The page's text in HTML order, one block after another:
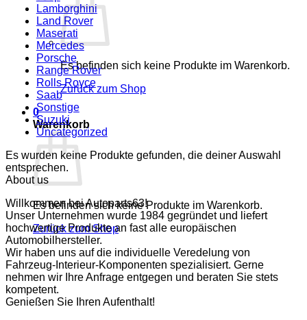
Es befinden sich keine Produkte im Warenkorb.
Zurück zum Shop
0
Warenkorb
Es befinden sich keine Produkte im Warenkorb.
Zurück zum Shop
Lamborghini
Land Rover
Maserati
Mercedes
Porsche
Range Rover
Rolls Royce
Saab
Sonstige
Suzuki
Uncategorized
Es wurden keine Produkte gefunden, die deiner Auswahl
entsprechen.
About us
Willkommen bei Autoparts63!
Unser Unternehmen wurde 1984 gegründet und liefert
hochwertige Produkte an fast alle europäischen
Automobilhersteller.
Wir haben uns auf die individuelle Veredelung von
Fahrzeug-Interieur-Komponenten spezialisiert. Gerne
nehmen wir Ihre Anfrage entgegen und beraten Sie stets
kompetent.
Genießen Sie Ihren Aufenthalt!